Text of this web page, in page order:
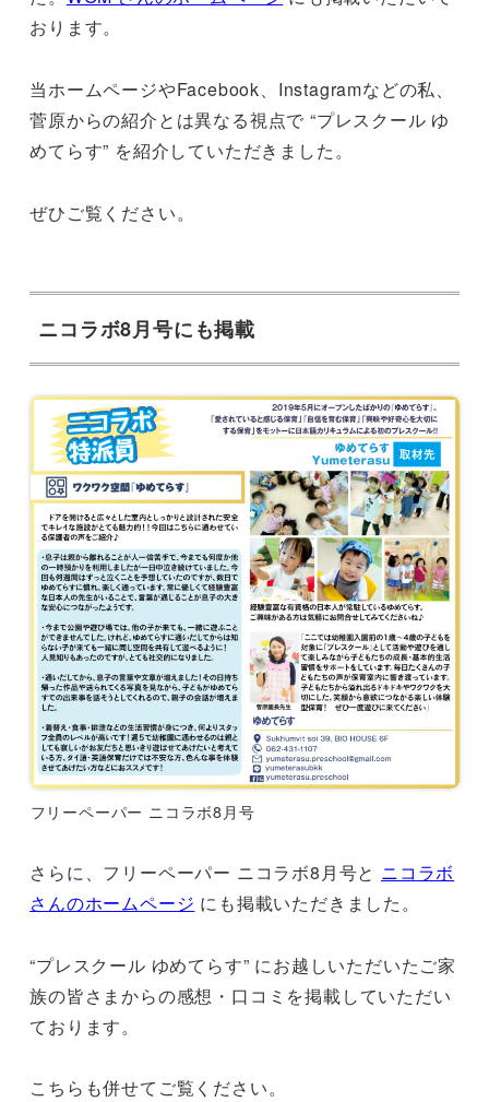
おります。
当ホームページやFacebook、Instagramなどの私、
菅原からの紹介とは異なる視点で “プレスクール ゆ
めてらす” を紹介していただきました。
ぜひご覧ください。
ニコラボ8月号にも掲載
フリーペーパー ニコラボ8月号
さらに、フリーペーパー ニコラボ8月号と ニコラボ
さんのホームページ にも掲載いただきました。
“プレスクール ゆめてらす” にお越しいただいたご家
族の皆さまからの感想・口コミを掲載していただい
ております。
こちらも併せてご覧ください。